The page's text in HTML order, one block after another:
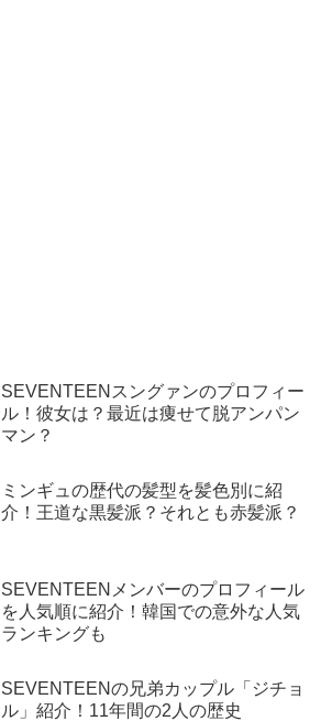
SEVENTEENスングァンのプロフィー
ル！彼女は？最近は痩せて脱アンパン
マン？
ミンギュの歴代の髪型を髪色別に紹
介！王道な黒髪派？それとも赤髪派？
SEVENTEENメンバーのプロフィール
を人気順に紹介！韓国での意外な人気
ランキングも
SEVENTEENの兄弟カップル「ジチョ
ル」紹介！11年間の2人の歴史